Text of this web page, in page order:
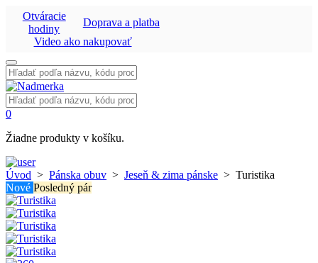
Otváracie
hodiny
Doprava a platba
Video ako nakupovať
Vyhľadať:
Vyhľadať:
0
Žiadne produkty v košíku.
Úvod > Pánska obuv > Jeseň & zima pánske > Turistika
Nové Posledný pár